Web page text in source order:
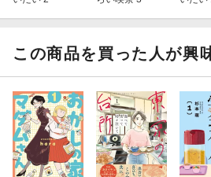
この商品を買った人が興